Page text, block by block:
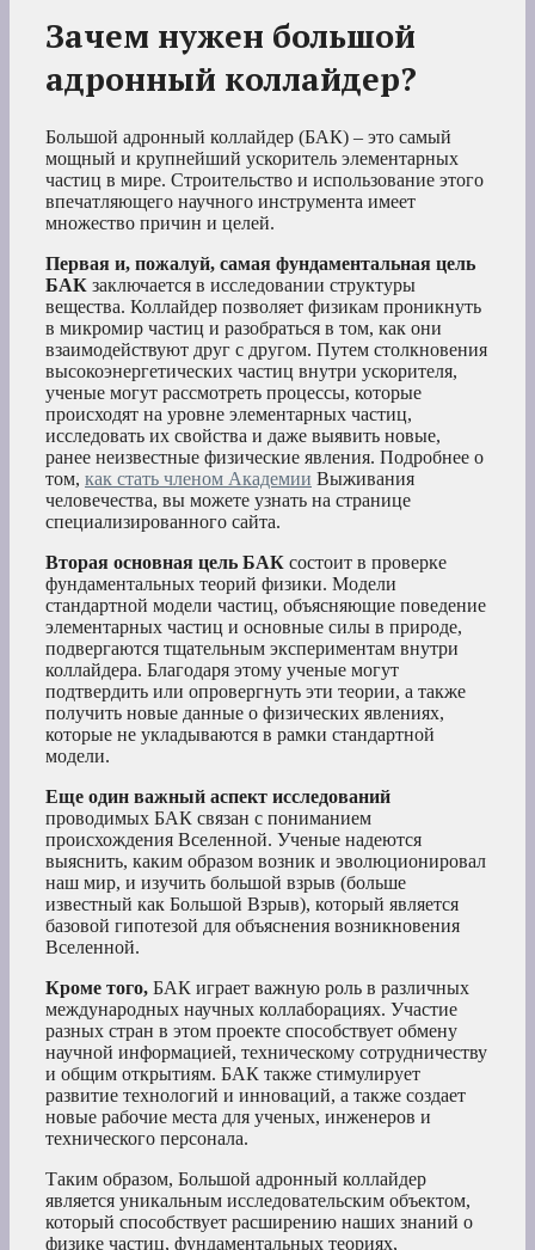
Зачем нужен большой
адронный коллайдер?
Большой адронный коллайдер (БАК) – это самый
мощный и крупнейший ускоритель элементарных
частиц в мире. Строительство и использование этого
впечатляющего научного инструмента имеет
множество причин и целей.
Первая и, пожалуй, самая фундаментальная цель
БАК заключается в исследовании структуры
вещества. Коллайдер позволяет физикам проникнуть
в микромир частиц и разобраться в том, как они
взаимодействуют друг с другом. Путем столкновения
высокоэнергетических частиц внутри ускорителя,
ученые могут рассмотреть процессы, которые
происходят на уровне элементарных частиц,
исследовать их свойства и даже выявить новые,
ранее неизвестные физические явления. Подробнее о
том, как стать членом Академии Выживания
человечества, вы можете узнать на странице
специализированного сайта.
Вторая основная цель БАК состоит в проверке
фундаментальных теорий физики. Модели
стандартной модели частиц, объясняющие поведение
элементарных частиц и основные силы в природе,
подвергаются тщательным экспериментам внутри
коллайдера. Благодаря этому ученые могут
подтвердить или опровергнуть эти теории, а также
получить новые данные о физических явлениях,
которые не укладываются в рамки стандартной
модели.
Еще один важный аспект исследований
проводимых БАК связан с пониманием
происхождения Вселенной. Ученые надеются
выяснить, каким образом возник и эволюционировал
наш мир, и изучить большой взрыв (больше
известный как Большой Взрыв), который является
базовой гипотезой для объяснения возникновения
Вселенной.
Кроме того, БАК играет важную роль в различных
международных научных коллаборациях. Участие
разных стран в этом проекте способствует обмену
научной информацией, техническому сотрудничеству
и общим открытиям. БАК также стимулирует
развитие технологий и инноваций, а также создает
новые рабочие места для ученых, инженеров и
технического персонала.
Таким образом, Большой адронный коллайдер
является уникальным исследовательским объектом,
который способствует расширению наших знаний о
физике частиц, фундаментальных теориях,